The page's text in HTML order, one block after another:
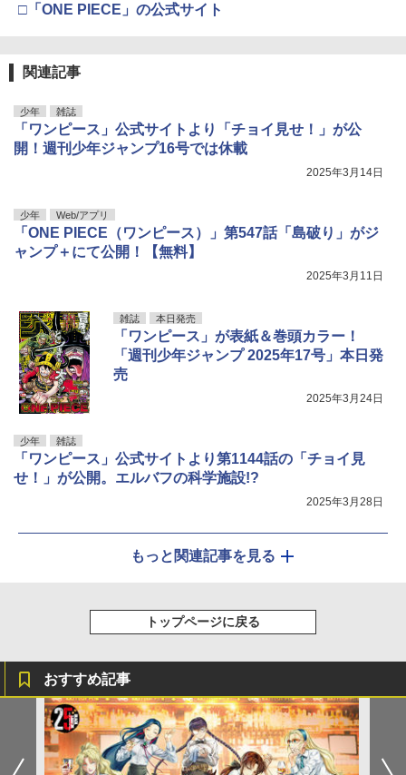
□「ONE PIECE」の公式サイト
関連記事
少年 雑誌
「ワンピース」公式サイトより「チョイ見せ！」が公
開！週刊少年ジャンプ16号では休載
2025年3月14日
少年 Web/アプリ
「ONE PIECE（ワンピース）」第547話「島破り」がジ
ャンプ＋にて公開！【無料】
2025年3月11日
雑誌 本日発売
「ワンピース」が表紙＆巻頭カラー！
「週刊少年ジャンプ 2025年17号」本日発
売
2025年3月24日
少年 雑誌
「ワンピース」公式サイトより第1144話の「チョイ見
せ！」が公開。エルバフの科学施設!?
2025年3月28日
もっと関連記事を見る
トップページに戻る
おすすめ記事